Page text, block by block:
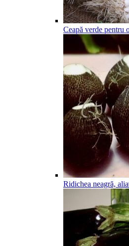
Ceapă verde pentru
Ridichea neagră,